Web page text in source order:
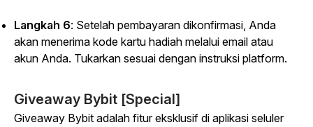
Langkah 6: Setelah pembayaran dikonfirmasi, Anda
akan menerima kode kartu hadiah melalui email atau
akun Anda. Tukarkan sesuai dengan instruksi platform.
Giveaway Bybit [Special]
Giveaway Bybit adalah fitur eksklusif di aplikasi seluler